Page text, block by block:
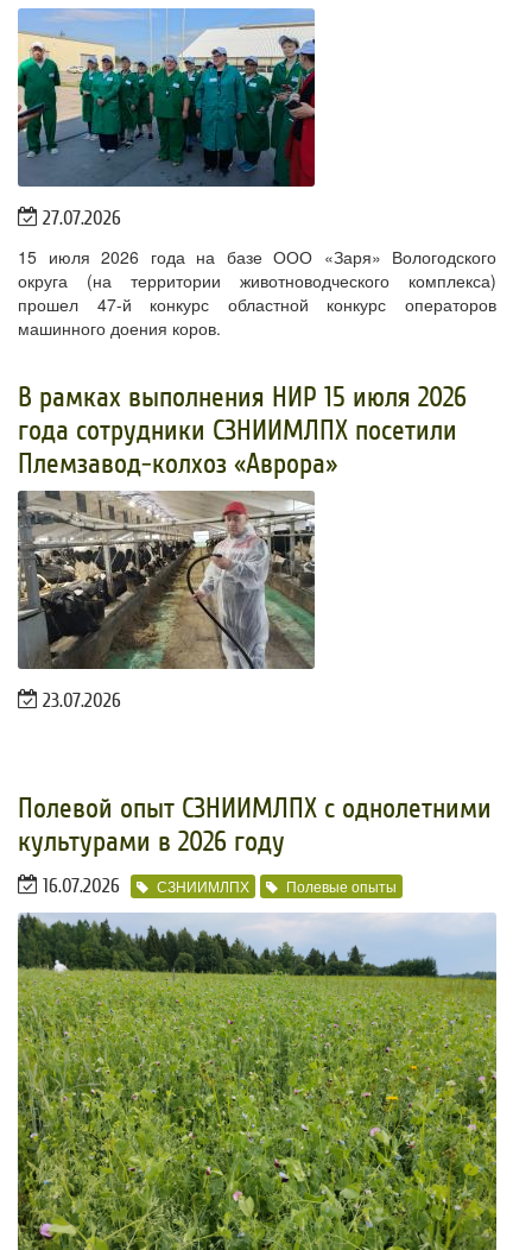
27.07.2026
15 июля 2026 года на базе ООО «Заря» Вологодского
округа (на территории животноводческого комплекса)
прошел 47-й конкурс областной конкурс операторов
машинного доения коров.
В рамках выполнения НИР 15 июля 2026
года сотрудники СЗНИИМЛПХ посетили
Племзавод-колхоз «Аврора»
23.07.2026
Полевой опыт СЗНИИМЛПХ с однолетними
культурами в 2026 году
16.07.2026 СЗНИИМЛПХ Полевые опыты